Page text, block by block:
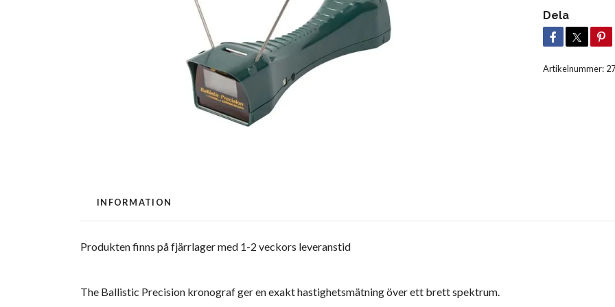
Dela
Artikelnummer:
INFORMATION
Produkten finns på fjärrlager med 1-2 veckors leveranstid
The Ballistic Precision kronograf ger en exakt hastighetsmätning över ett brett spektrum.